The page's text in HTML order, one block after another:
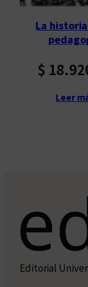
La
$
Leer
Editorial